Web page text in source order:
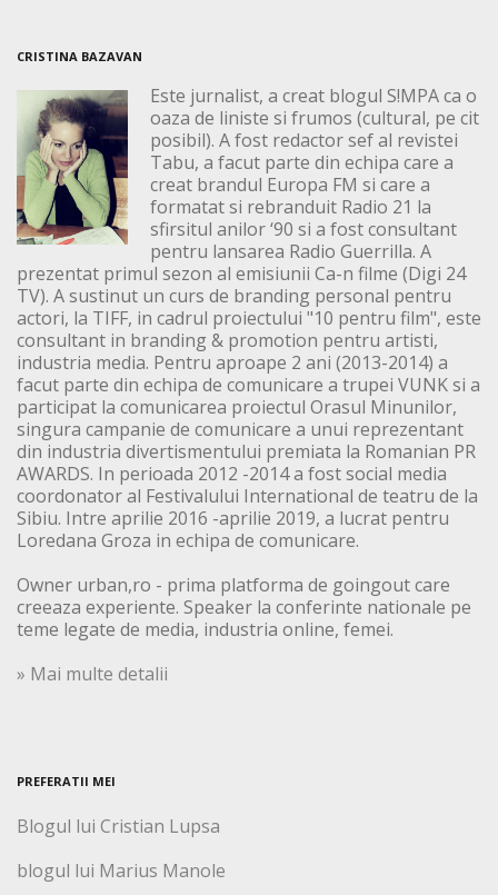
CRISTINA BAZAVAN
Este jurnalist, a creat blogul S!MPA ca o
oaza de liniste si frumos (cultural, pe cit
posibil). A fost redactor sef al revistei
Tabu, a facut parte din echipa care a
creat brandul Europa FM si care a
formatat si rebranduit Radio 21 la
sfirsitul anilor ‘90 si a fost consultant
pentru lansarea Radio Guerrilla. A
prezentat primul sezon al emisiunii Ca-n filme (Digi 24
TV). A sustinut un curs de branding personal pentru
actori, la TIFF, in cadrul proiectului "10 pentru film", este
consultant in branding & promotion pentru artisti,
industria media. Pentru aproape 2 ani (2013-2014) a
facut parte din echipa de comunicare a trupei VUNK si a
participat la comunicarea proiectul Orasul Minunilor,
singura campanie de comunicare a unui reprezentant
din industria divertismentului premiata la Romanian PR
AWARDS. In perioada 2012 -2014 a fost social media
coordonator al Festivalului International de teatru de la
Sibiu. Intre aprilie 2016 -aprilie 2019, a lucrat pentru
Loredana Groza in echipa de comunicare.
Owner urban,ro - prima platforma de goingout care
creeaza experiente. Speaker la conferinte nationale pe
teme legate de media, industria online, femei.
» Mai multe detalii
PREFERATII MEI
Blogul lui Cristian Lupsa
blogul lui Marius Manole